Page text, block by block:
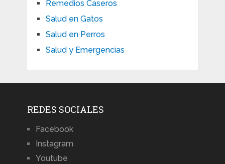
Remedios Caseros
Salud en Gatos
Salud en Perros
Salud y Emergencias
REDES SOCIALES
Facebook
Instagram
Youtube